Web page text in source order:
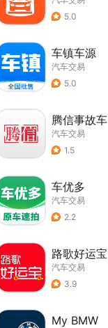
5.0
车镇车源
汽车交易
5.0
腾信事故车
汽车交易
1.5
车优多
汽车交易
2.2
路歌好运宝
汽车交易
3.9
My BMW